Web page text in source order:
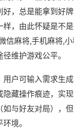
好，总是能拿到好
样，由此怀疑是不
信麻将,手机麻将,小
维护游戏公平。
户可输入需求生成
藏操作痕迹，实
如与好友对局），
境。